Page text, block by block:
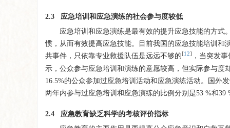
2.3 应急培训和应急演练的社会参与度较低
应急培训和应急演练是最有效的提升应急技能的方
惯，从而有效提高应急技能。目前我国的应急技能培训
共事件，只依靠专业救援队伍是远远不够的[12]
，当突发
示，公众参与应急培训和演练的意愿较高，但实际参与度
16.5%的公众参加过应急培训活动和应急演练活动。国外
两年内参与过应急培训和应急演练的比例分别是53 %和39
2.4 应急教育缺乏科学的考核评价指标